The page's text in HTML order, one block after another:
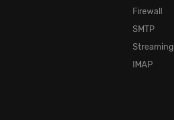
Firewall
SMTP
Streaming
IMAP